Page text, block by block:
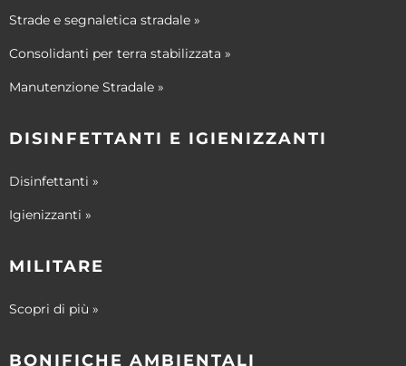
Strade e segnaletica stradale »
Consolidanti per terra stabilizzata »
Manutenzione Stradale »
DISINFETTANTI E IGIENIZZANTI
Disinfettanti »
Igienizzanti »
MILITARE
Scopri di più »
BONIFICHE AMBIENTALI